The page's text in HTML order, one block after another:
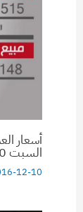
أسعار
السبت 10-12-2016
12-10